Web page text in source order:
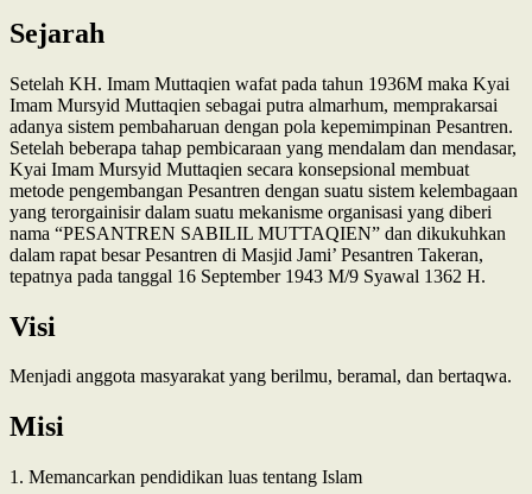
Sejarah
Setelah KH. Imam Muttaqien wafat pada tahun 1936M maka Kyai
Imam Mursyid Muttaqien sebagai putra almarhum, memprakarsai
adanya sistem pembaharuan dengan pola kepemimpinan Pesantren.
Setelah beberapa tahap pembicaraan yang mendalam dan mendasar,
Kyai Imam Mursyid Muttaqien secara konsepsional membuat
metode pengembangan Pesantren dengan suatu sistem kelembagaan
yang terorgainisir dalam suatu mekanisme organisasi yang diberi
nama “PESANTREN SABILIL MUTTAQIEN” dan dikukuhkan
dalam rapat besar Pesantren di Masjid Jami’ Pesantren Takeran,
tepatnya pada tanggal 16 September 1943 M/9 Syawal 1362 H.
Visi
Menjadi anggota masyarakat yang berilmu, beramal, dan bertaqwa.
Misi
1. Memancarkan pendidikan luas tentang Islam